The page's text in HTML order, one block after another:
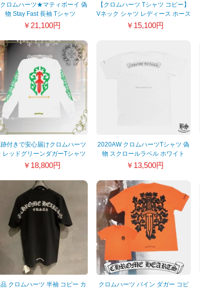
ロムハーツ★マティボーイ 偽
物 Stay Fast 長袖 Tシャツ
￥21,100円
【クロムハーツ Tシャツ コピー】
Vネック シャツ レディース ホース
シュー S M 21080307
￥15,100円
付きで安心届けクロムハーツ
ッドグリーンダガーTシャツ
コピー w23021007
￥18,800円
2020AW クロムハーツTシャツ 偽
物 スクロールラベル ホワイト
20040207
￥13,500円
クロムハーツ 半袖 コピー カ
クロムハーツ バイン ダガー コピ